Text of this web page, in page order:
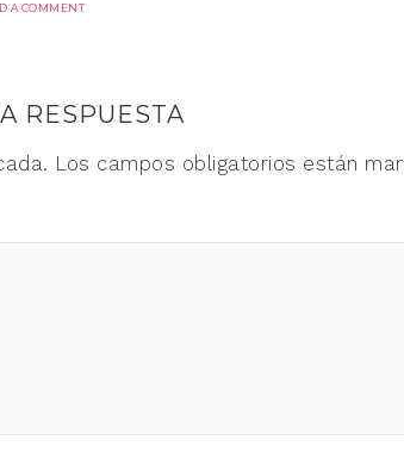
A COMMENT
RESPUESTA
Los campos obligatorios están